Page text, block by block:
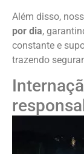
Além disso,
por dia,
constante e
trazendo